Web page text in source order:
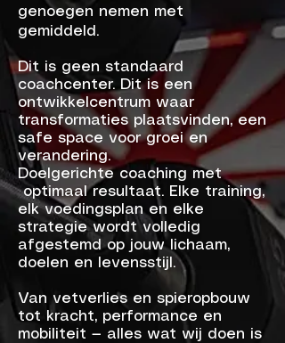
genoegen nemen met
gemiddeld.
Dit is geen standaard
coachcenter. Dit is een
ontwikkelcentrum waar
transformaties plaatsvinden, een
safe space voor groei en
verandering.
Doelgerichte coaching met
optimaal resultaat. Elke training,
elk voedingsplan en elke
strategie wordt volledig
afgestemd op jouw lichaam,
doelen en levensstijl.
Van vetverlies en spieropbouw
tot kracht, performance en
mobiliteit — alles wat wij doen is